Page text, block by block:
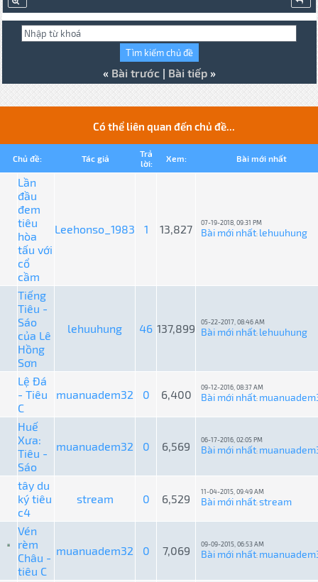
« Bài trước| Bài tiếp»
Có thể liên quan đến chủ đề...
Chủ đề: Tác giả
Trả
lời:
Xem: Bài mới nhất
Lần
đầu
đem
tiêu
hòa
tấu với
cổ
cầm
Leehonso_1983 1 13,827 07-19-2018, 09:31 PM
Bài mới nhất: lehuuhung
Tiếng
Tiêu -
Sáo
của Lê
Hồng
Sơn
lehuuhung 46 137,899 05-22-2017, 08:46 AM
Bài mới nhất: lehuuhung
Lệ Đá
- Tiêu
C
muanuadem32 0 6,400
09-12-2016, 08:37 AM
Bài mới nhất:
Huế
Xưa:
Tiêu -
Sáo
muanuadem32 0 6,569 06-17-2016, 02:05 PM
Bài mới nhất:
tây du
ký tiêu
c4
stream 0 6,529
11-04-2015, 09:49 AM
Bài mới nhất:stream
Vén
rèm
Châu -
tiêu C
muanuadem32 0 7,069 09-09-2015, 06:53 AM
Bài mới nhất: